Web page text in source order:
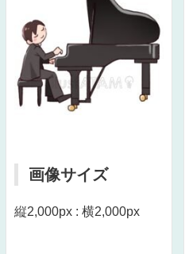
画像サイズ
縦2,000px : 横2,000px